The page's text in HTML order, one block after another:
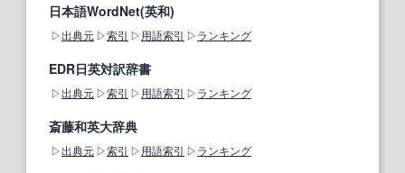
日本語WordNet(英和)
出典元 索引 用語索引 ランキング
EDR日英対訳辞書
出典元 索引 用語索引 ランキング
斎藤和英大辞典
出典元 索引 用語索引 ランキング